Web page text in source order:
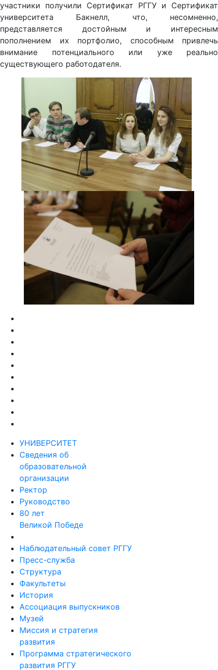
участники получили Сертификат РГГУ и Сертификат
университета Бакнелл, что, несомненно,
представляется достойным и интересным
пополнением их портфолио, способным привлечь
внимание потенциального или уже реально
существующего работодателя.
УНИВЕРСИТЕТ
Сведения об
образовательной
организации
Ректор
Руководство
80 лет
Великой Победе
Наблюдательный совет РГГУ
Пресс-служба
Структура
Факультеты
История
Ассоциация выпускников
Музей
Миссия и стратегия
развития
Программа стратегического
развития РГГУ